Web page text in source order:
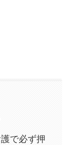
で必ず押